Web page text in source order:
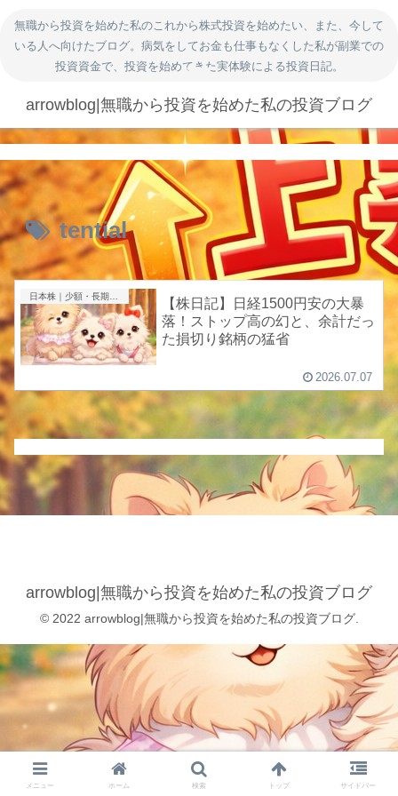
無職から投資を始めた私のこれから株式投資を始めたい、また、今して
いる人へ向けたブログ。病気をしてお金も仕事もなくした私が副業での
投資資金で、投資を始めてきた実体験による投資日記。
arrowblog|無職から投資を始めた私の投資ブログ
tential
日本株｜少額・長期投資
【株日記】日経1500円安の大暴
落！ストップ高の幻と、余計だっ
た損切り銘柄の猛省
2026.07.07
arrowblog|無職から投資を始めた私の投資ブログ
© 2022 arrowblog|無職から投資を始めた私の投資ブログ.
メニュー ホーム 検索 トップ サイドバー